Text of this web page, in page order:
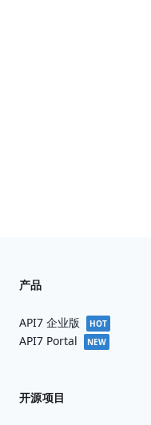
产品
API7 企业版 HOT
API7 Portal NEW
开源项目